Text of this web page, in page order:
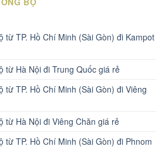
từ TP. Hồ Chí Minh (Sài Gòn) đi Kampot
từ Hà Nội đi Trung Quốc giá rẻ
từ TP. Hồ Chí Minh (Sài Gòn) đi Viêng
từ Hà Nội đi Viêng Chăn giá rẻ
từ TP. Hồ Chí Minh (Sài Gòn) đi Phnom